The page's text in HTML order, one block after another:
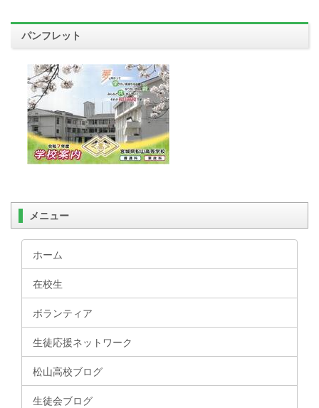
パンフレット
メニュー
ホーム
在校生
ボランティア
生徒応援ネットワーク
松山高校ブログ
生徒会ブログ